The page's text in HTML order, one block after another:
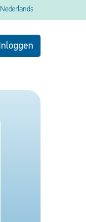
Nederlands
Inloggen